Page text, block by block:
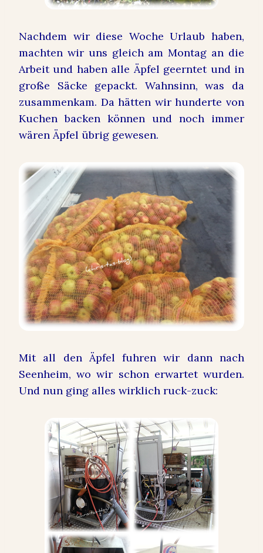
Nachdem wir diese Woche Urlaub haben,
machten wir uns gleich am Montag an die
Arbeit und haben alle Äpfel geerntet und in
große Säcke gepackt. Wahnsinn, was da
zusammenkam. Da hätten wir hunderte von
Kuchen backen können und noch immer
wären Äpfel übrig gewesen.
Mit all den Äpfel fuhren wir dann nach
Seenheim, wo wir schon erwartet wurden.
Und nun ging alles wirklich ruck-zuck: